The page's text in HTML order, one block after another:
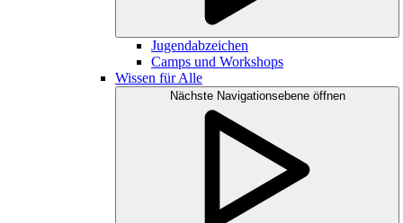
Jugendabzeichen
Camps und Workshops
Wissen für Alle
Nächste Navigationsebene öffnen